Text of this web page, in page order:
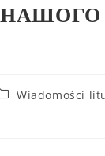
Wiadomości